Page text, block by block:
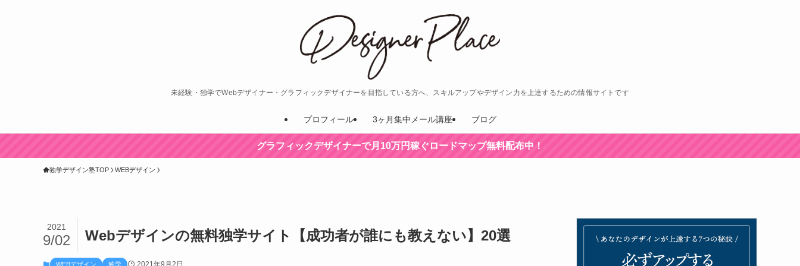
未経験・独学でWebデザイナー・グラフィックデザイナーを目指している方へ、スキルアップやデザイン力を上達するための情報サイトです
プロフィール 3ヶ月集中メール講座 ブログ
グラフィックデザイナーで月10万円稼ぐロードマップ無料配布中！
独学デザイン塾TOP WEBデザイン
Webデザインの無料独学サイト【成功者が誰にも教えない】20選
2021
9/02
WEBデザイン 独学 2021年9月2日